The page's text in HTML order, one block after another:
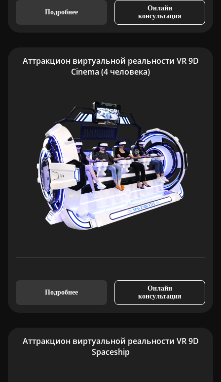
Подробнее
Онлайн
консультация
Аттракцион виртуальной реальности VR 9D
Cinema (4 человека)
Подробнее
Онлайн
консультация
Аттракцион виртуальной реальности VR 9D
Spaceship